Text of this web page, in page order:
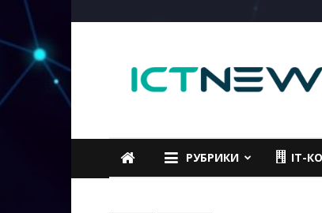
РУБРИКИ IT-